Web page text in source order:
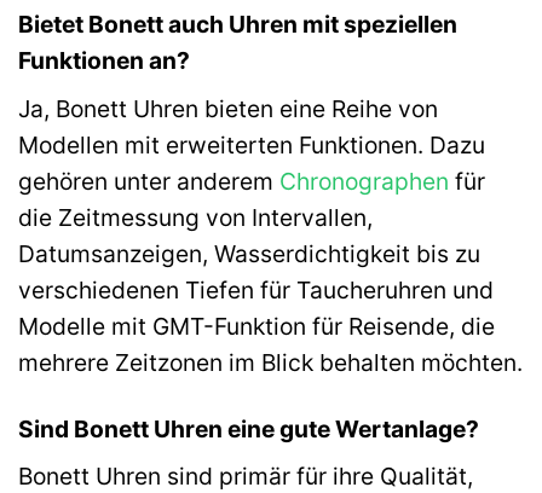
Bietet Bonett auch Uhren mit speziellen
Funktionen an?
Ja, Bonett Uhren bieten eine Reihe von
Modellen mit erweiterten Funktionen. Dazu
gehören unter anderem Chronographen für
die Zeitmessung von Intervallen,
Datumsanzeigen, Wasserdichtigkeit bis zu
verschiedenen Tiefen für Taucheruhren und
Modelle mit GMT-Funktion für Reisende, die
mehrere Zeitzonen im Blick behalten möchten.
Sind Bonett Uhren eine gute Wertanlage?
Bonett Uhren sind primär für ihre Qualität,